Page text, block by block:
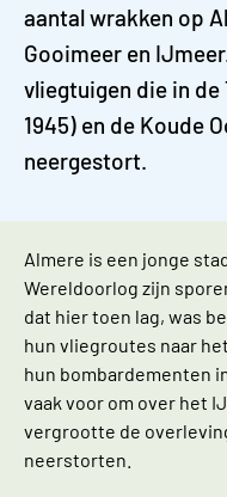
aantal wrakken op
Gooimeer en
vliegtuigen die in de
1945) en de Koude
neergestort.
Almere is een jonge
Wereldoorlog zijn
dat hier toen lag, was
hun vliegroutes naar
hun bombardementen
vaak voor om over het
vergrootte de
neerstorten.